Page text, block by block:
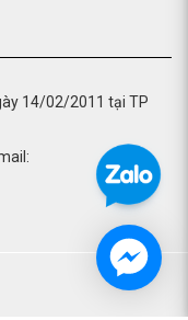
14/02/2011 tại TP